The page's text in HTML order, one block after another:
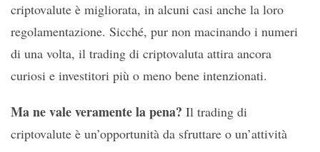
criptovalute è migliorata, in alcuni casi anche la loro
regolamentazione. Sicché, pur non macinando i numeri
di una volta, il trading di criptovaluta attira ancora
curiosi e investitori più o meno bene intenzionati.
Ma ne vale veramente la pena? Il trading di
criptovalute è un’opportunità da sfruttare o un’attività